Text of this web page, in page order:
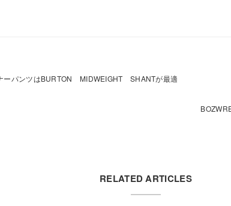
ーパンツはBURTON MIDWEIGHT SHANTが最適
RELATED ARTICLES